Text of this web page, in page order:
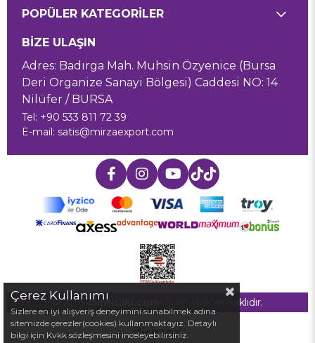
POPÜLER KATEGORİLER
BİZE ULAŞIN
Adres: Badırga Mah. Muhsin Özyenice (Bursa
Deri Organize Sanayi Bölgesi) Caddesi NO: 14
Nilüfer / BURSA
Tel: +90 533 811 72 39
E-mail: satis@mirzaexport.com
© 2024cimritilki.com - Tüm Hakları Saklıdır.
Çerez Kullanımı
Sizlere en iyi alışveriş deneyimini sunabilmek adına
sitemizde çerezler(cookies) kullanmaktayız. Detaylı
bilgi için Kvkk sözleşmesini inceleyebilirsiniz.